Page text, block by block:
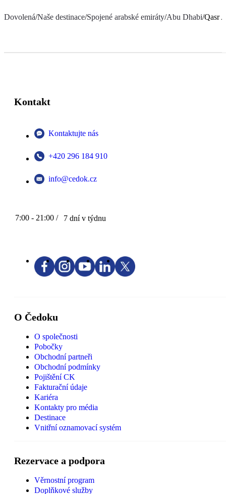
Dovolená/Naše destinace/Spojené arabské emiráty/Abu Dhabi/Qasr
Kontakt
Kontaktujte nás
+420 296 184 910
info@cedok.cz
7:00 - 21:00 / 7 dní v týdnu
O Čedoku
O společnosti
Pobočky
Obchodní partneři
Obchodní podmínky
Pojištění CK
Fakturační údaje
Kariéra
Kontakty pro média
Destinace
Vnitřní oznamovací systém
Rezervace a podpora
Věrnostní program
Doplňkové služby